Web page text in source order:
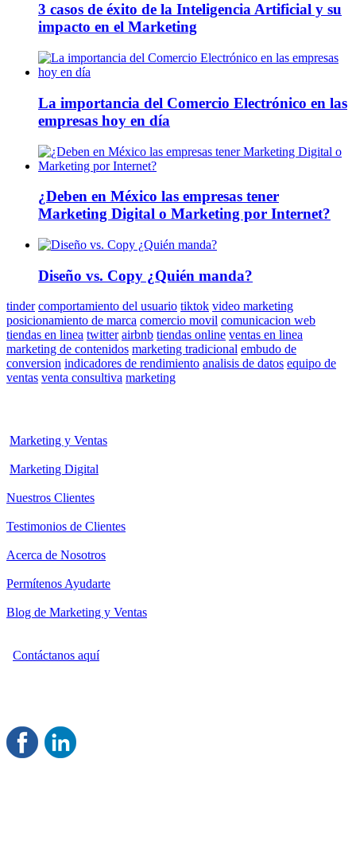
3 casos de éxito de la Inteligencia Artificial y su
impacto en el Marketing
La importancia del Comercio Electrónico en las
empresas hoy en día
¿Deben en México las empresas tener
Marketing Digital o Marketing por Internet?
Diseño vs. Copy ¿Quién manda?
tinder comportamiento del usuario tiktok video marketing
posicionamiento de marca comercio movil comunicacion web
tiendas en linea twitter airbnb tiendas online ventas en linea
marketing de contenidos marketing tradicional embudo de
conversion indicadores de rendimiento analisis de datos equipo de
ventas venta consultiva marketing
Marketing y Ventas
Marketing Digital
Nuestros Clientes
Testimonios de Clientes
Acerca de Nosotros
Permítenos Ayudarte
Blog de Marketing y Ventas
Contáctanos aquí